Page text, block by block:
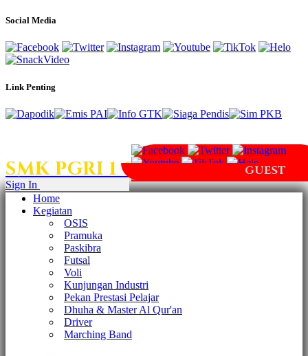
Social Media
Link Penting
| GUEST
Sign In
SMK PGRI 1 GANTAR
Home
Kegiatan
OSIS
Pramuka
Paskibra
Futsal
Voli
Kunjungan Industri
Pekan Prestasi Pelajar
Dhuha & Master Al Qur'an
Driver
Marching Band